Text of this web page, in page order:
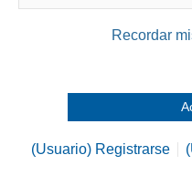
Recordar
(Usuario) Registrarse